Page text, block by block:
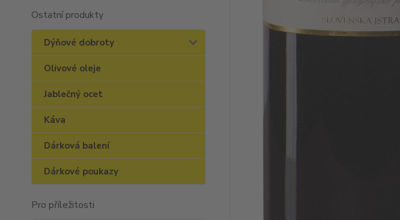
Ostatní produkty
Dýňové dobroty
Olivové oleje
Jablečný ocet
Káva
Dárková balení
Dárkové poukazy
Pro příležitosti